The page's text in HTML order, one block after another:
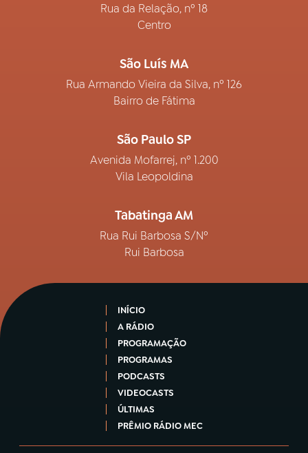
Rua da Relação, nº 18
Centro
São Luís MA
Rua Armando Vieira da Silva, nº 126
Bairro de Fátima
São Paulo SP
Avenida Mofarrej, nº 1.200
Vila Leopoldina
Tabatinga AM
Rua Rui Barbosa S/Nº
Rui Barbosa
INÍCIO
A RÁDIO
PROGRAMAÇÃO
PROGRAMAS
PODCASTS
VIDEOCASTS
ÚLTIMAS
PRÊMIO RÁDIO MEC